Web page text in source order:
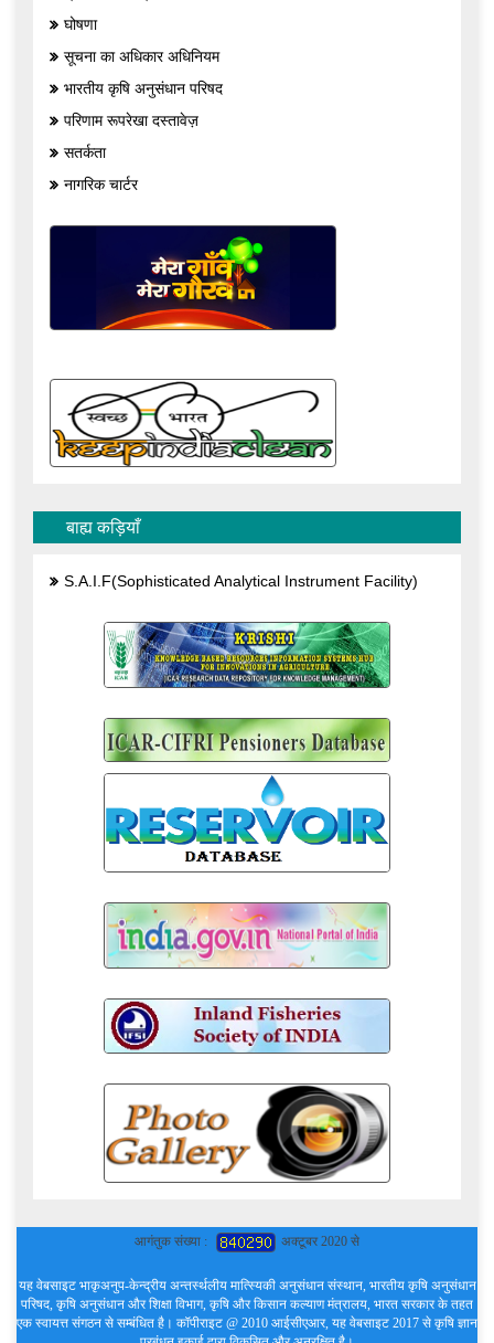
घोषणा
सूचना का अधिकार अधिनियम
भारतीय कृषि अनुसंधान परिषद
परिणाम रूपरेखा दस्तावेज़
सतर्कता
नागरिक चार्टर
बाह्य कड़ियाँ
S.A.I.F(Sophisticated Analytical Instrument Facility)
आगंतुक संख्या : अक्टूबर 2020 से
यह वेबसाइट भाकृअनुप-केन्द्रीय अन्तर्स्थलीय मात्स्यिकी अनुसंधान संस्थान, भारतीय कृषि अनुसंधान
परिषद, कृषि अनुसंधान और शिक्षा विभाग, कृषि और किसान कल्याण मंत्रालय, भारत सरकार के तहत
एक स्वायत्त संगठन से सम्बंधित है। कॉपीराइट @ 2010 आईसीएआर, यह वेबसाइट 2017 से कृषि ज्ञान